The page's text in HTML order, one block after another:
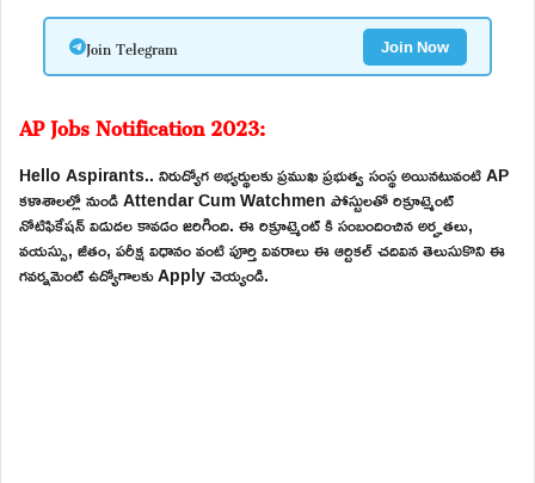
Join Telegram Join Now
AP Jobs Notification 2023:
Hello Aspirants.. నిరుద్యోగ అభ్యర్థులకు ప్రముఖ ప్రభుత్వ సంస్థ అయినటువంటి AP
కళాశాలల్లో నుండి Attendar Cum Watchmen పోస్టులతో రిక్రూట్మెంట్
నోటిఫికేషన్ విడుదల కావడం జరిగింది. ఈ రిక్రూట్మెంట్ కి సంబందించిన అర్హతలు,
వయస్సు, జీతం, పరీక్ష విధానం వంటి పూర్తి వివరాలు ఈ ఆర్టికల్ చదివిన తెలుసుకొని ఈ
గవర్నమెంట్ ఉద్యోగాలకు Apply చెయ్యండి.